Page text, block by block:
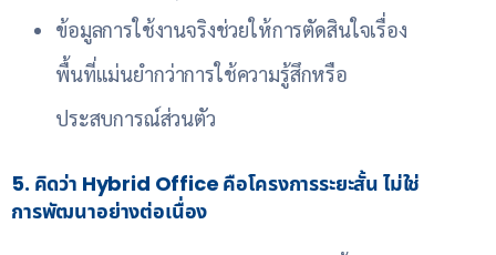
ข้อมูลการใช้งานจริงช่วยให้การตัดสินใจเรื่อง
พื้นที่แม่นยำกว่าการใช้ความรู้สึกหรือ
ประสบการณ์ส่วนตัว
5. คิดว่า Hybrid Office คือโครงการระยะสั้น ไม่ใช่
การพัฒนาอย่างต่อเนื่อง